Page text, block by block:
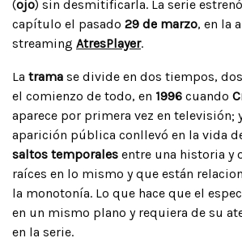
(ojo) sin desmitificarla. La serie
capítulo el pasado 29 de marzo, en la
streaming AtresPlayer.
La trama se divide en dos tiempos,
el comienzo de todo, en 1996 cuando
aparece por primera vez en televisión;
aparición pública conllevó en la vida
saltos temporales entre una historia y
raíces en lo mismo y que están
la monotonía. Lo que hace que el
en un mismo plano y requiera de su
en la serie.